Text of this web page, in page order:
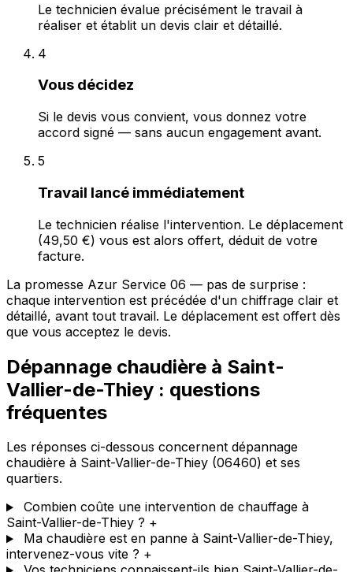
Le technicien évalue précisément le travail à
réaliser et établit un devis clair et détaillé.
4
Vous décidez
Si le devis vous convient, vous donnez votre
accord signé — sans aucun engagement avant.
5
Travail lancé immédiatement
Le technicien réalise l'intervention. Le déplacement
(49,50 €) vous est alors offert, déduit de votre
facture.
La promesse Azur Service 06 — pas de surprise :
chaque intervention est précédée d'un chiffrage clair et
détaillé, avant tout travail. Le déplacement est offert dès
que vous acceptez le devis.
Dépannage chaudière à Saint-
Vallier-de-Thiey : questions
fréquentes
Les réponses ci-dessous concernent dépannage
chaudière à Saint-Vallier-de-Thiey (06460) et ses
quartiers.
Combien coûte une intervention de chauffage à
Saint-Vallier-de-Thiey ? +
Ma chaudière est en panne à Saint-Vallier-de-Thiey,
intervenez-vous vite ? +